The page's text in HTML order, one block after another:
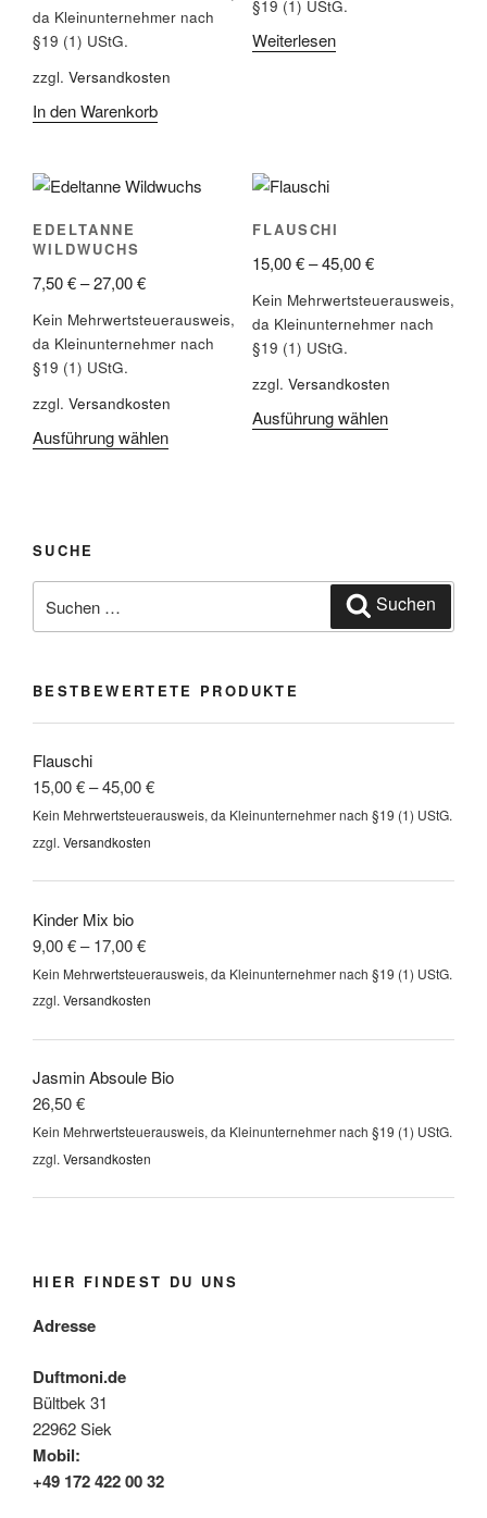
da Kleinunternehmer nach
§19 (1) UStG.
zzgl. Versandkosten
In den Warenkorb
§19 (1) UStG.
Weiterlesen
EDELTANNE
WILDWUCHS
7,50€–27,00€
Kein Mehrwertsteuerausweis,
da Kleinunternehmer nach
§19 (1) UStG.
zzgl. Versandkosten
Ausführung wählen
der
Produktseite
FLAUSCHI
15,00€–45,00€
Kein Mehrwertsteuerausweis,
da Kleinunternehmer nach
§19 (1) UStG.
zzgl. Versandkosten
Ausführung wählenDieses
Optionen
können
gewählt
SUCHE
nach:
Suchen
BESTBEWERTETE PRODUKTE
Flauschi
15,00€–45,00€
Kein Mehrwertsteuerausweis, da Kleinunternehmer nach §19 (1) UStG.
zzgl. Versandkosten
Kinder Mix bio
9,00€–17,00€
Kein Mehrwertsteuerausweis, da Kleinunternehmer nach §19 (1) UStG.
zzgl. Versandkosten
Jasmin Absoule Bio
26,50€
Kein Mehrwertsteuerausweis, da Kleinunternehmer nach §19 (1) UStG.
zzgl. Versandkosten
HIER FINDEST DU UNS
Adresse
Duftmoni.de
Bültbek 31
22962 Siek
Mobil:
+49 172 422 00 32